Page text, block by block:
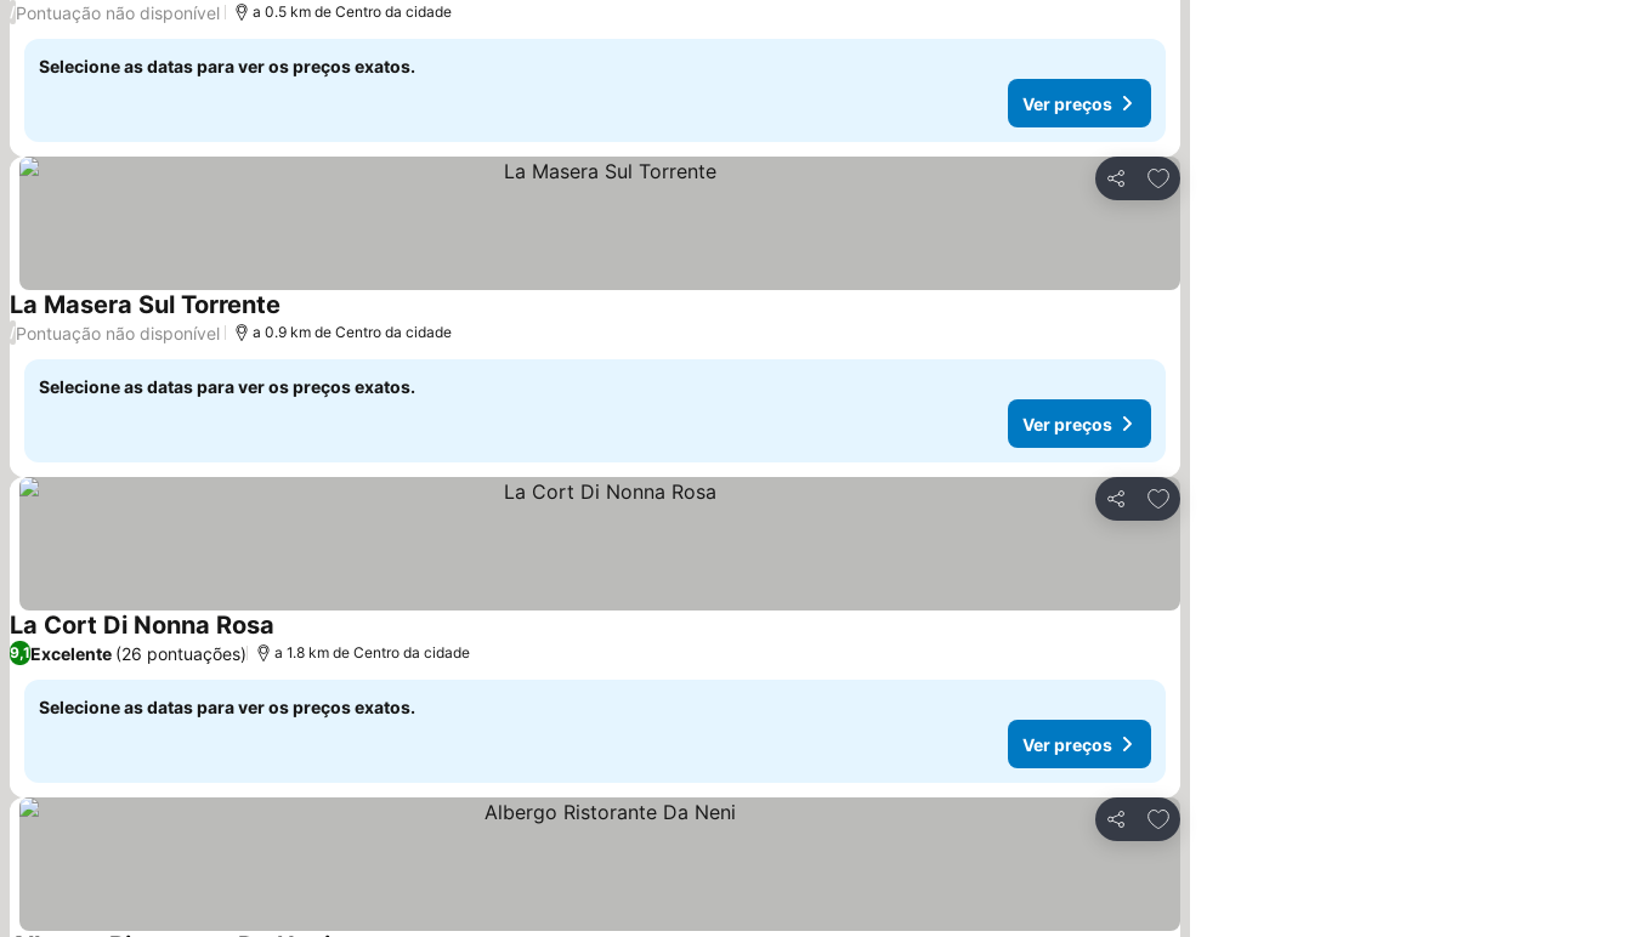
/Pontuação não disponível a 0.5 km de Centro da cidade
Selecione as datas para ver os preços exatos.
Ver preços
Partilhar
Adicionar aos favoritos
La Masera Sul Torrente
/Pontuação não disponível a 0.9 km de Centro da cidade
Selecione as datas para ver os preços exatos.
Ver preços
Partilhar
Adicionar aos favoritos
La Cort Di Nonna Rosa
9,1Excelente (26 pontuações) a 1.8 km de Centro da cidade
Selecione as datas para ver os preços exatos.
Ver preços
Partilhar
Adicionar aos favoritos